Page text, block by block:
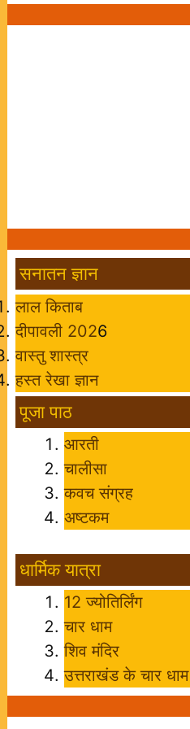
सनातन ज्ञान
लाल किताब
दीपावली 2026
वास्तु शास्त्र
हस्त रेखा ज्ञान
पूजा पाठ
आरती
चालीसा
कवच संग्रह
अष्टकम
धार्मिक यात्रा
12 ज्योतिर्लिंग
चार धाम
शिव मंदिर
उत्तराखंड के चार धाम